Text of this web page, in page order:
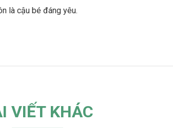
là cậu bé đáng yêu.
VIẾT KHÁC